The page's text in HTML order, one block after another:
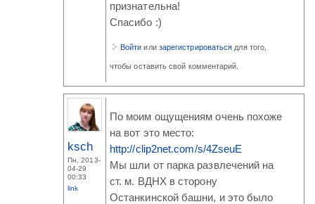
признательна!
Спасибо :)
Войти или зарегистрироваться для того,
чтобы оставить свой комментарий.
ksch
Пн, 2013-
04-29
00:33
link
По моим ощущениям очень похоже
на вот это место:
http://clip2net.com/s/4ZseuE
Мы шли от парка развлечений на
ст. м. ВДНХ в сторону
Останкинской башни, и это было